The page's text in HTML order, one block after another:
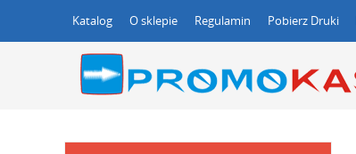
Katalog O sklepie Regulamin Pobierz Druki